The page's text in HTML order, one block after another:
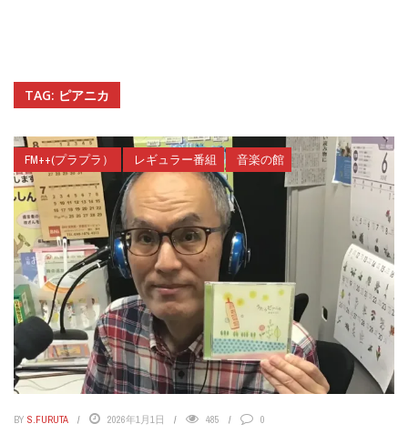
TAG: ピアニカ
FM++(プラプラ） レギュラー番組 音楽の館
BY S.FURUTA 2026年1月1日 485 0